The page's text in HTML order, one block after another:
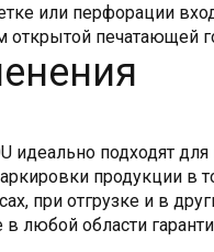
или перфорации
открытой печатающей
идеально подходят
продукции в
при отгрузке и в
любой области